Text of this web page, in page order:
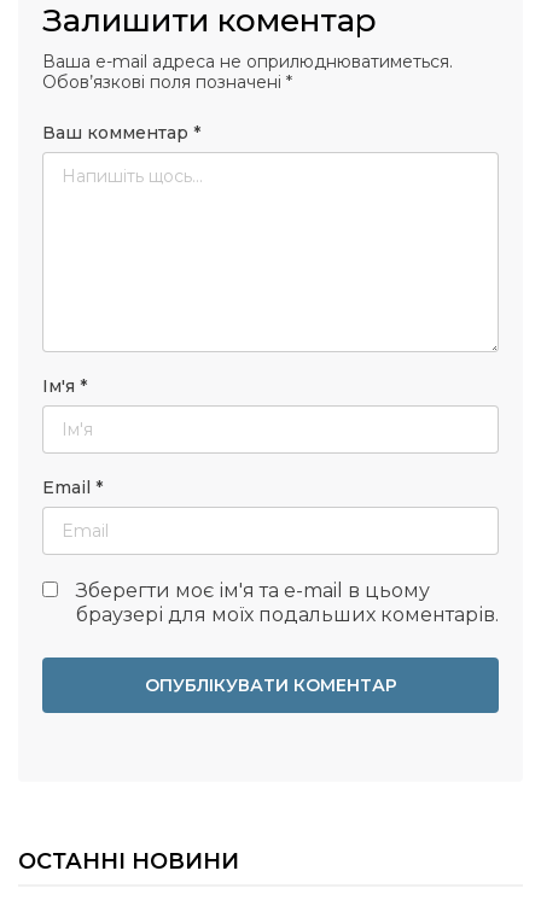
Залишити коментар
Ваша e-mail адреса не оприлюднюватиметься.
Обов’язкові поля позначені *
Ваш комментар *
Ім'я *
Email *
Зберегти моє ім'я та e-mail в цьому
браузері для моїх подальших коментарів.
ОСТАННІ НОВИНИ